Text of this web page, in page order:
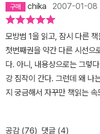
chika 2007-01-08
모방범 1을 읽고, 잠시 다른
첫번째권을 약간 다른 시선으
다. 아니, 내용상으로는 그렇
강 짐작이 간다. 그런데 왜 나
지 궁금해서 자꾸만 책읽는
다. 어떻게 범죄가 저질러졌
공감 (76) 댓글 (4)